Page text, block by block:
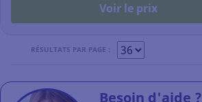
Voir le prix
RÉSULTATS PAR PAGE :
Besoin d'aide ?